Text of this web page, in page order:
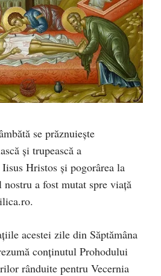
se prăznuiește
și trupească a
Hristos și pogorârea la
a fost mutat spre viață
acestei zile din Săptămâna
conținutul Prohodului
rânduite pentru Vecernia